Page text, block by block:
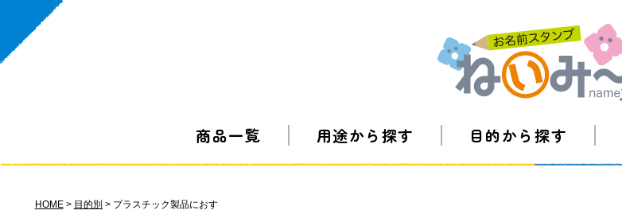
商品一覧 用途から探す 目的から探す
HOME 目的別 プラスチック製品におす